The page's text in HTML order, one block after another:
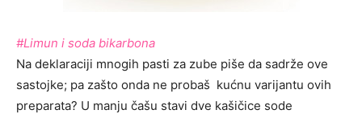
#Limun i soda bikarbona
Na deklaraciji mnogih pasti za zube piše da sadrže ove
sastojke; pa zašto onda ne probaš kućnu varijantu ovih
preparata? U manju čašu stavi dve kašičice sode